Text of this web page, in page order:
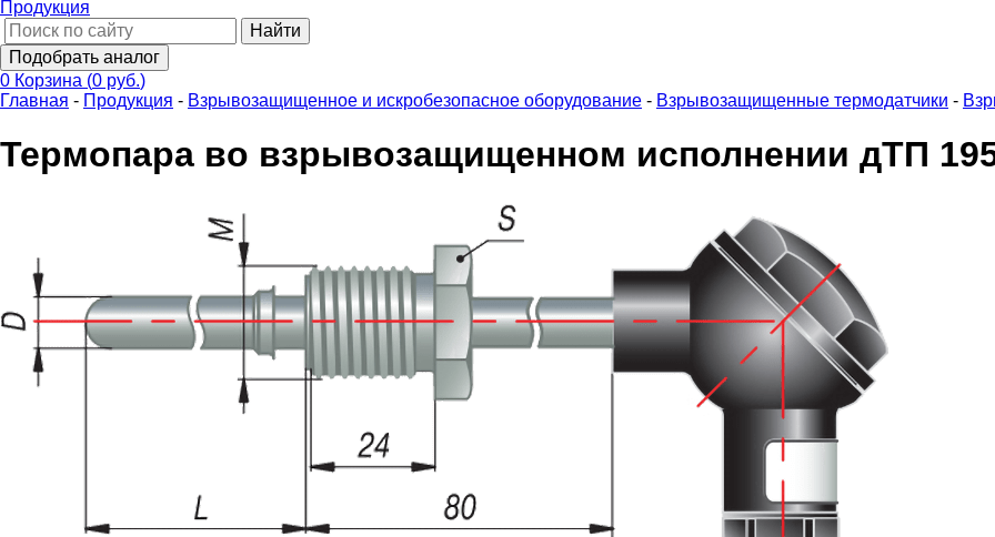
Продукция
Найти
Подобрать аналог
0 Корзина (0 руб.)
Главная - Продукция - Взрывозащищенное и искробезопасное оборудование - Взрывозащищенные термодатчики -
Термопара во взрывозащищенном исполнении дТП